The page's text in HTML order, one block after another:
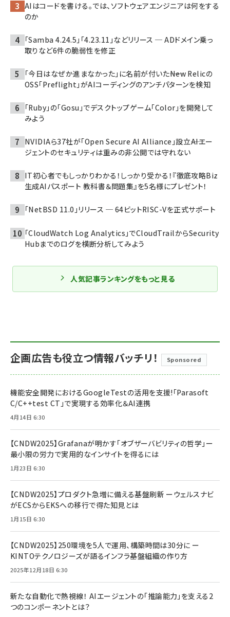
AIはコードを書ける。では、ソフトウェアエンジニアは何をする
のか
「Samba 4.24.5」「4.23.11」などリリース ─ ADドメイン乗っ
取りなど6件の脆弱性を修正
「今日はなぜか進まなかった」に名前が付いた――New Relicの
OSS「Preflight」がAIコーディングのアンチパターンを検知
「Ruby」の「Gosu」でデスクトップゲーム「Color」を開発して
みよう
NVIDIAら37社が「Open Secure AI Alliance」設立――AIエー
ジェントのセキュリティは重みの非公開では守れない
IT初心者でもしっかりわかる！しっかり受かる！『徹底攻略Biz
生成AIパスポート 教科書＆問題集』を5名様にプレゼント！
「NetBSD 11.0」リリース ─ 64ビットRISC-Vを正式サポート
「CloudWatch Log Analytics」でCloudTrailからSecurity
Hubまでのログを横断分析してみよう
人気記事ランキングをもっと見る
企画広告も役立つ情報バッチリ！ Sponsored
機能安全開発におけるGoogleTestの活用を支援!「Parasoft
C/C++test CT」で実現する効率化＆AI連携
4月14日 6:30
【CNDW2025】Grafanaが明かす「オブザーバビリティの哲学」ー
最小限の労力で実用的なインサイトを得るには
1月23日 6:30
【CNDW2025】プロダクト急増に備える基盤刷新 ーウェルスナビ
がECSからEKSへの移行で得た知見とは
1月15日 6:30
【CNDW2025】250環境を5人で運用、構築時間は30分に ー
KINTOテクノロジーズが語るインフラ基盤組織の作り方
2025年12月18日 6:30
新たな自動化で熱視線！ AIエージェントの「推論能力」を支える2
つのコンポーネントとは？